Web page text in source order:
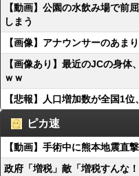
【動画】公園の水飲み場で前
しまう
【画像】アナウンサーのあ
【画像あり】最近のJCの身体
ｗｗ
【悲報】人口増加数が全国1
ピカ速
【動画】手術中に熊本地震直
政府「増税」敵「増税すんな